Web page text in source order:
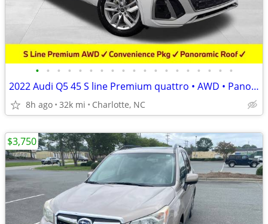
• • • • • • • • • • • • • • • • • • •
2022 Audi Q5 45 S line Premium quattro • AWD • Panoramic Sunroof
8h ago 32k mi Charlotte, NC
$3,750